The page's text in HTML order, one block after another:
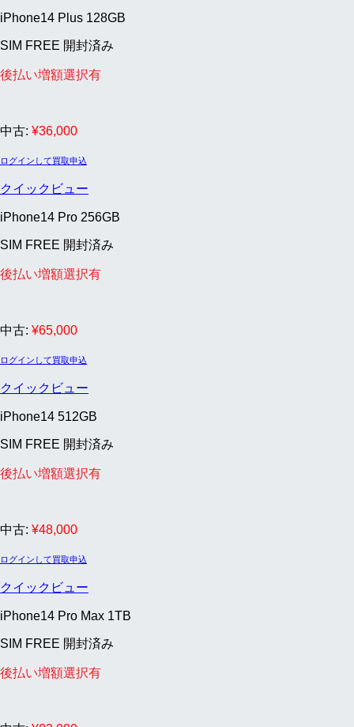
iPhone14 Plus 128GB
SIM FREE 開封済み
後払い増額選択有
中古: ¥36,000
ログインして買取申込
クイックビュー
iPhone14 Pro 256GB
SIM FREE 開封済み
後払い増額選択有
中古: ¥65,000
ログインして買取申込
クイックビュー
iPhone14 512GB
SIM FREE 開封済み
後払い増額選択有
中古: ¥48,000
ログインして買取申込
クイックビュー
iPhone14 Pro Max 1TB
SIM FREE 開封済み
後払い増額選択有